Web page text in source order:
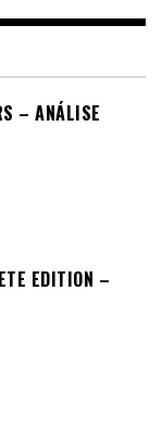
– ANÁLISE
EDITION –